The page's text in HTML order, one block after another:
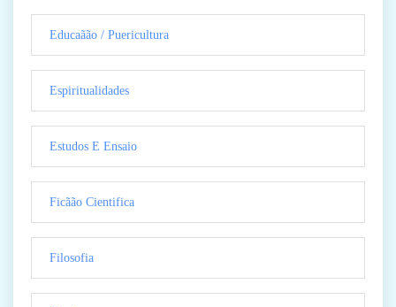
Educaãão / Puericultura
Espiritualidades
Estudos E Ensaio
Ficãão Cientifica
Filosofia